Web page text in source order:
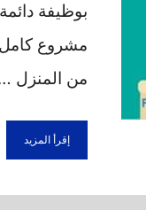
بوظيفة
مشروع
من المنزل
إقرأ المزيد